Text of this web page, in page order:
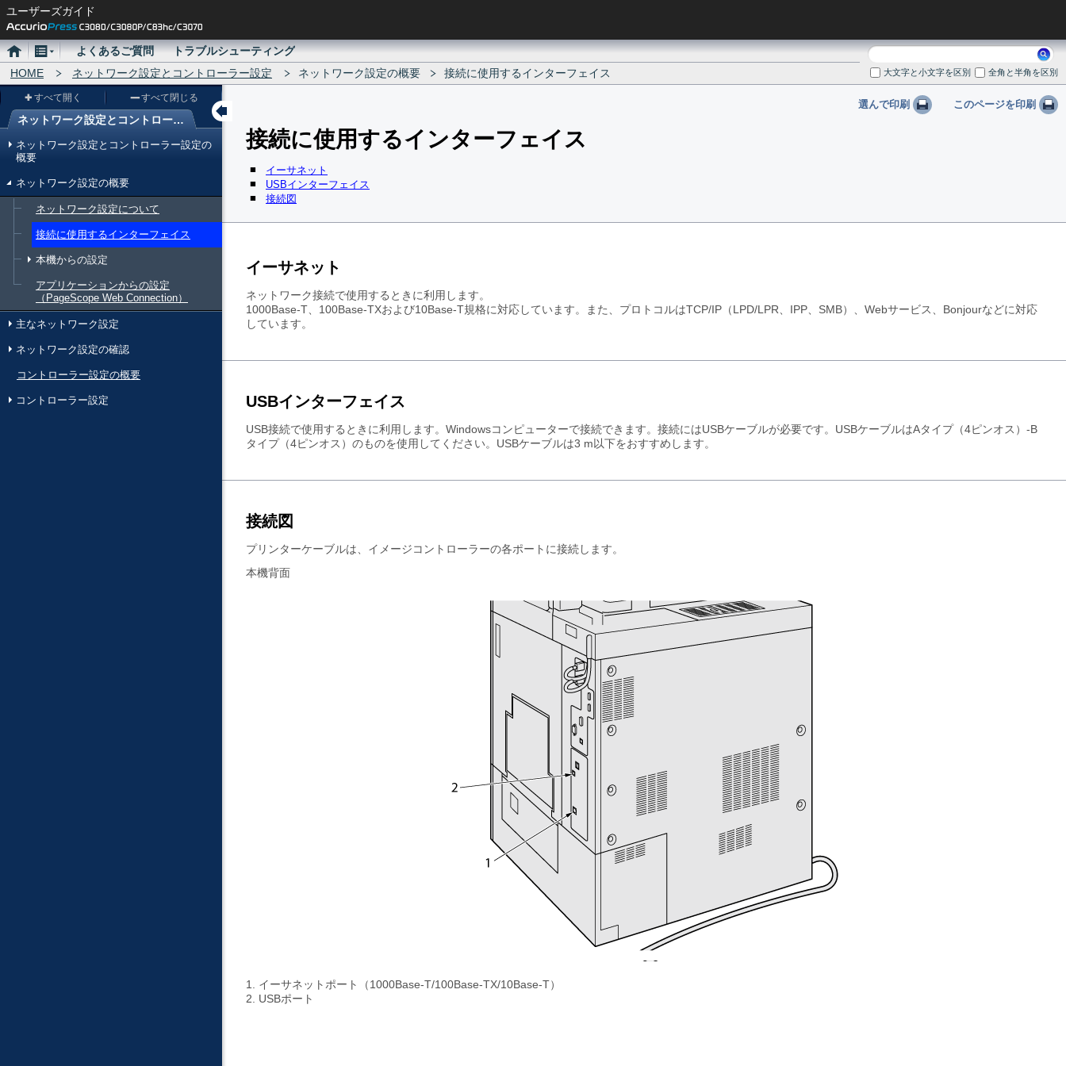
ユーザーズガイド
ホ
ー
メ
ニ
ュ
ー
よくあるご質問
トラブルシューティング
HOME
ネットワーク設定とコントローラー設定 ネットワーク設定の概要 接続に使用するインターフェイス
索:大文字と小文字を区別 全角と半角を区別
メ
ニ
ュ
ー
ネットワーク設定とコントローラー設定
すべて開く すべて閉じる
ネットワーク設定とコントローラー設定の
概要
ネットワーク設定の概要
ネットワーク設定について
接続に使用するインターフェイス
本機からの設定
アプリケーションからの設定
（PageScope Web Connection）
主なネットワーク設定
ネットワーク設定の確認
コントローラー設定の概要
コントローラー設定
選んで印刷 このページを印刷
接続に使用するインターフェイス
イーサネット
USBインターフェイス
接続図
イーサネット
ネットワーク接続で使用するときに利用します。
1000Base-T、100Base-TXおよび10Base-T規格に対応しています。また、プロトコルはTCP/IP（LPD/LPR、IPP、SMB）、Webサービス、Bonjourなどに対応
しています。
USBインターフェイス
USB接続で使用するときに利用します。Windowsコンピューターで接続できます。接続にはUSBケーブルが必要です。USBケーブルはAタイプ（4ピンオス）-B
タイプ（4ピンオス）のものを使用してください。USBケーブルは3 m以下をおすすめします。
接続図
プリンターケーブルは、イメージコントローラーの各ポートに接続します。
本機背面
1. イーサネットポート（1000Base-T/100Base-TX/10Base-T）
2. USBポート